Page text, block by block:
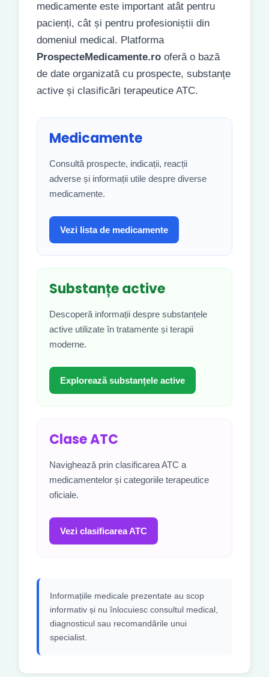
medicamente este important atât pentru
pacienți, cât și pentru profesioniștii din
domeniul medical. Platforma
ProspecteMedicamente.ro oferă o bază
de date organizată cu prospecte, substanțe
active și clasificări terapeutice ATC.
Medicamente
Consultă prospecte, indicații, reacții
adverse și informații utile despre diverse
medicamente.
Vezi lista de medicamente
Substanțe active
Descoperă informații despre substanțele
active utilizate în tratamente și terapii
moderne.
Explorează substanțele active
Clase ATC
Navighează prin clasificarea ATC a
medicamentelor și categoriile terapeutice
oficiale.
Vezi clasificarea ATC
Informațiile medicale prezentate au scop
informativ și nu înlocuiesc consultul medical,
diagnosticul sau recomandările unui
specialist.